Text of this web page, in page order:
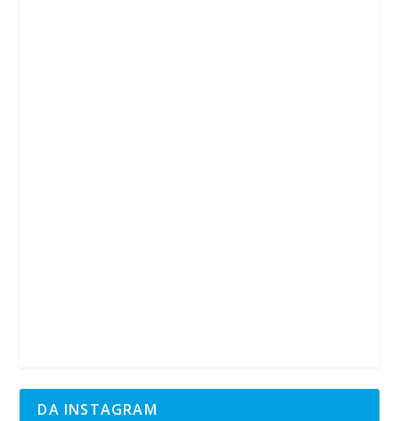
DA INSTAGRAM